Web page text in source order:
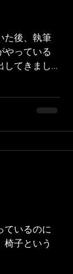
た後、執筆
やっている
してきまし
ているのに
子という